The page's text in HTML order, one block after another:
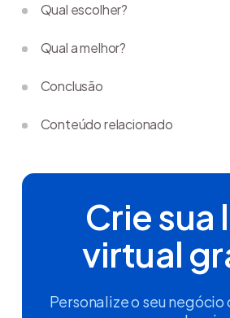
Qual escolher?
Qual a melhor?
Conclusão
Conteúdo relacionado
Crie sua
virtual
Personalize o seu negócio